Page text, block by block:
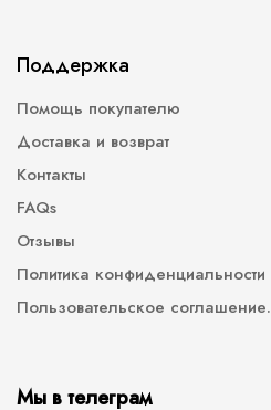
Поддержка
Помощь покупателю
Доставка и возврат
Контакты
FAQs
Отзывы
Политика конфиденциальности
Пользовательское соглашение.
Мы в телеграм